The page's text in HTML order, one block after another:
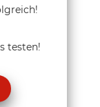
testen!